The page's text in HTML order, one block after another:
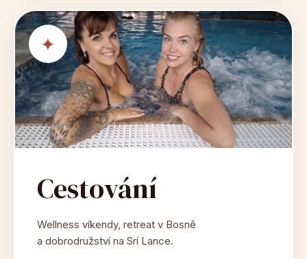
✦
Cestování
Wellness víkendy, retreat v Bosně
a dobrodružství na Srí Lance.